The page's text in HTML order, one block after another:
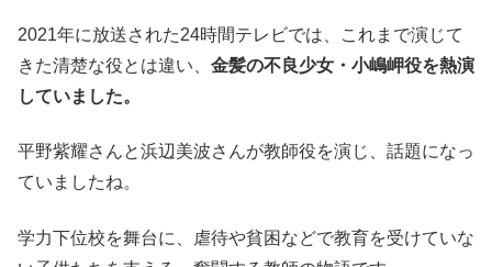
2021年に放送された24時間テレビでは、これまで演じて
きた清楚な役とは違い、 金髪の不良少女・小嶋岬役を熱演
していました。
平野紫耀さんと浜辺美波さんが教師役を演じ、話題になっ
ていましたね。
学力下位校を舞台に、虐待や貧困などで教育を受けていな